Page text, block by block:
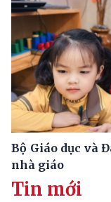
Bộ Giáo dục và
nhà giáo
Tin mới